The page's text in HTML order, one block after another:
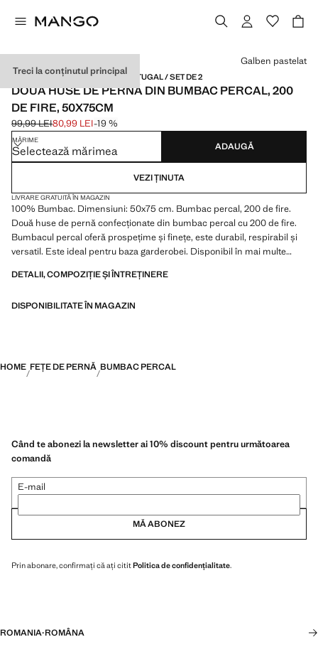
Treci la conținutul principal
BUMBAC PERCAL / MADE IN PORTUGAL / SET DE 2
DOUĂ HUSE DE PERNĂ DIN BUMBAC PERCAL, 200
DE FIRE, 50X75CM
Preț inițial tăiat [99,99 LEI ]
99,99 LEI
Preț actual [80,99 LEI ]
80,99 LEI-19 %
Selectează o culoare
Galben pastelat
MĂRIME
Selectează mărimea ADAUGĂ
VEZI ȚINUTA
LIVRARE GRATUITĂ ÎN MAGAZIN
100% Bumbac. Dimensiuni: 50x75 cm. Bumbac percal, 200 de fire.
Două huse de pernă confecționate din bumbac percal cu 200 de fire.
Bumbacul percal oferă prospețime și finețe, este durabil, respirabil și
versatil. Este ideal pentru baza garderobei. Disponibil în mai multe
umplutură. Produs la reducere
DETALII, COMPOZIȚIE ȘI ÎNTREȚINERE
DISPONIBILITATE ÎN MAGAZIN
HOME FEȚE DE PERNĂ BUMBAC PERCAL
Când te abonezi la newsletter ai 10% discount pentru următoarea
comandă
E-mail
MĂ ABONEZ
Prin abonare, confirmați că ați cititPolitica de confidențialitate.
ROMANIA·ROMÂNA